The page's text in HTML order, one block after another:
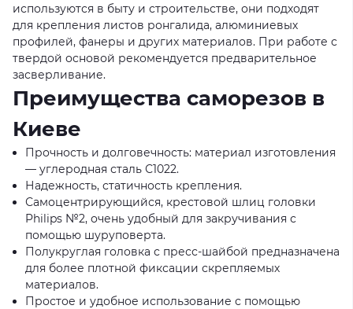
используются в быту и строительстве, они подходят
для крепления листов ронгалида, алюминиевых
профилей, фанеры и других материалов. При работе с
твердой основой рекомендуется предварительное
засверливание.
Преимущества саморезов в
Киеве
Прочность и долговечность: материал изготовления
— углеродная сталь С1022.
Надежность, статичность крепления.
Самоцентрирующийся, крестовой шлиц головки
Philips №2, очень удобный для закручивания с
помощью шуруповерта.
Полукруглая головка с пресс-шайбой предназначена
для более плотной фиксации скрепляемых
материалов.
Простое и удобное использование с помощью